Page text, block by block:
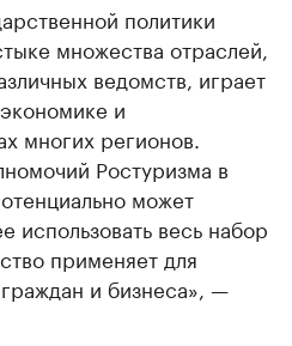
политики
множества отраслей,
ведомств, играет
и
многих регионов.
Ростуризма в
может
использовать весь набор
применяет для
и бизнеса», —